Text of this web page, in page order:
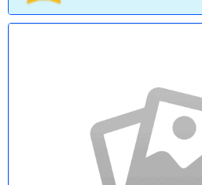
678/TB-UBND